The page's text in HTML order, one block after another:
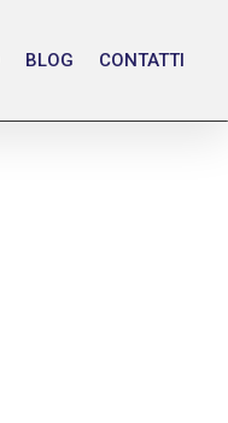
BLOG CONTATTI